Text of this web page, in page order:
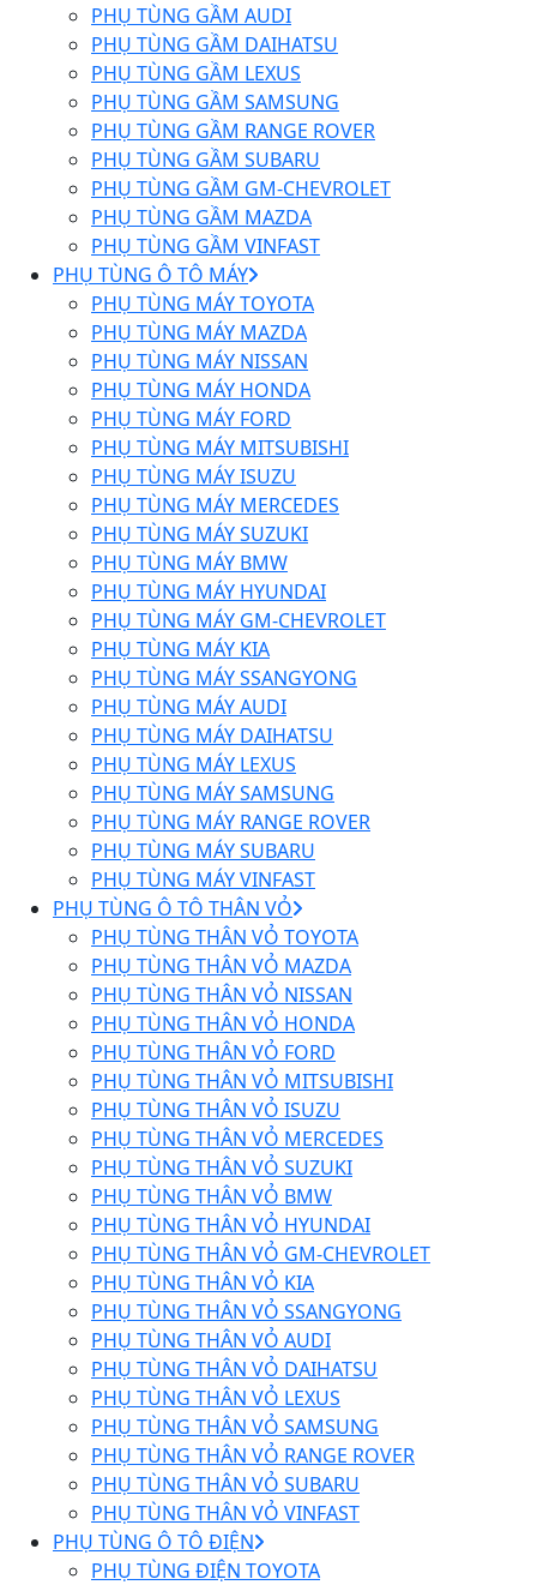
PHỤ TÙNG GẦM AUDI
PHỤ TÙNG GẦM DAIHATSU
PHỤ TÙNG GẦM LEXUS
PHỤ TÙNG GẦM SAMSUNG
PHỤ TÙNG GẦM RANGE ROVER
PHỤ TÙNG GẦM SUBARU
PHỤ TÙNG GẦM GM-CHEVROLET
PHỤ TÙNG GẦM MAZDA
PHỤ TÙNG GẦM VINFAST
PHỤ TÙNG Ô TÔ MÁY
PHỤ TÙNG MÁY TOYOTA
PHỤ TÙNG MÁY MAZDA
PHỤ TÙNG MÁY NISSAN
PHỤ TÙNG MÁY HONDA
PHỤ TÙNG MÁY FORD
PHỤ TÙNG MÁY MITSUBISHI
PHỤ TÙNG MÁY ISUZU
PHỤ TÙNG MÁY MERCEDES
PHỤ TÙNG MÁY SUZUKI
PHỤ TÙNG MÁY BMW
PHỤ TÙNG MÁY HYUNDAI
PHỤ TÙNG MÁY GM-CHEVROLET
PHỤ TÙNG MÁY KIA
PHỤ TÙNG MÁY SSANGYONG
PHỤ TÙNG MÁY AUDI
PHỤ TÙNG MÁY DAIHATSU
PHỤ TÙNG MÁY LEXUS
PHỤ TÙNG MÁY SAMSUNG
PHỤ TÙNG MÁY RANGE ROVER
PHỤ TÙNG MÁY SUBARU
PHỤ TÙNG MÁY VINFAST
PHỤ TÙNG Ô TÔ THÂN VỎ
PHỤ TÙNG THÂN VỎ TOYOTA
PHỤ TÙNG THÂN VỎ MAZDA
PHỤ TÙNG THÂN VỎ NISSAN
PHỤ TÙNG THÂN VỎ HONDA
PHỤ TÙNG THÂN VỎ FORD
PHỤ TÙNG THÂN VỎ MITSUBISHI
PHỤ TÙNG THÂN VỎ ISUZU
PHỤ TÙNG THÂN VỎ MERCEDES
PHỤ TÙNG THÂN VỎ SUZUKI
PHỤ TÙNG THÂN VỎ BMW
PHỤ TÙNG THÂN VỎ HYUNDAI
PHỤ TÙNG THÂN VỎ GM-CHEVROLET
PHỤ TÙNG THÂN VỎ KIA
PHỤ TÙNG THÂN VỎ SSANGYONG
PHỤ TÙNG THÂN VỎ AUDI
PHỤ TÙNG THÂN VỎ DAIHATSU
PHỤ TÙNG THÂN VỎ LEXUS
PHỤ TÙNG THÂN VỎ SAMSUNG
PHỤ TÙNG THÂN VỎ RANGE ROVER
PHỤ TÙNG THÂN VỎ SUBARU
PHỤ TÙNG THÂN VỎ VINFAST
PHỤ TÙNG Ô TÔ ĐIỆN
PHỤ TÙNG ĐIỆN TOYOTA